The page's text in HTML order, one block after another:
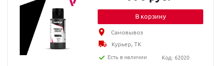
В корзину
Самовывоз
Курьер, ТК
Есть в наличии
Код: 62020